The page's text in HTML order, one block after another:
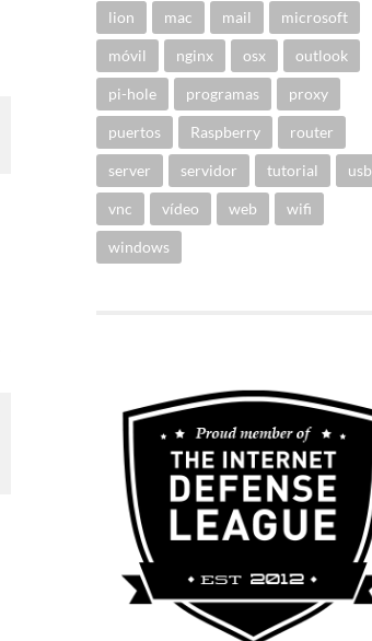
lion mac mail microsoft
móvil nginx osx outlook
pi-hole programas proxy
puertos Raspberry router
server servidor tutorial usb
vnc vídeo web wifi
windows